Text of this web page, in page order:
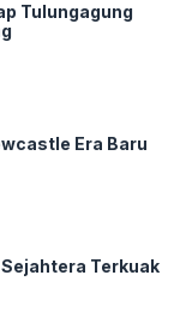
Tulungagung
Era Baru
Terkuak